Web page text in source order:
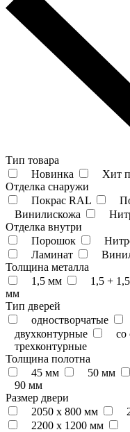
Тип товара
Новинка
Хит
Отделка снаружи
Покрас RAL
Винилискожа
Отделка внутри
Порошок
Ламинат
Толщина металла
1,5 мм
1,5 +
мм
Тип дверей
одностворчатые
двухконтурные
со
трехконтурные
Толщина полотна
45 мм
50 мм
90 мм
Размер двери
2050 x 800 мм
2200 x 1200 мм